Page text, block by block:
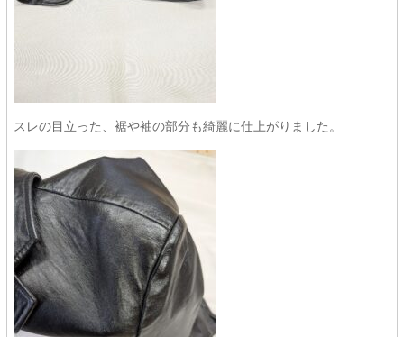
スレの目立った、裾や袖の部分も綺麗に仕上がりました。